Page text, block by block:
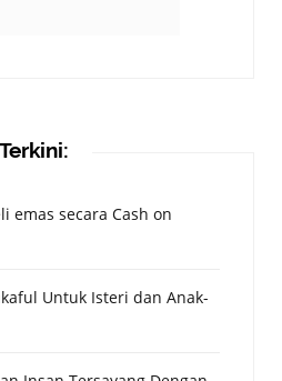
Terkini:
emas secara Cash on
Untuk Isteri dan Anak-